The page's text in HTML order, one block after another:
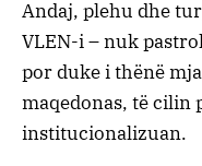
Andaj, plehu dhe
VLEN-i – nuk
por duke i thënë
maqedonas, të cilin
institucionalizuan.